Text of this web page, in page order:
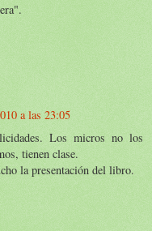
a las 23:05
Los micros no los
tienen clase.
la presentación del libro.